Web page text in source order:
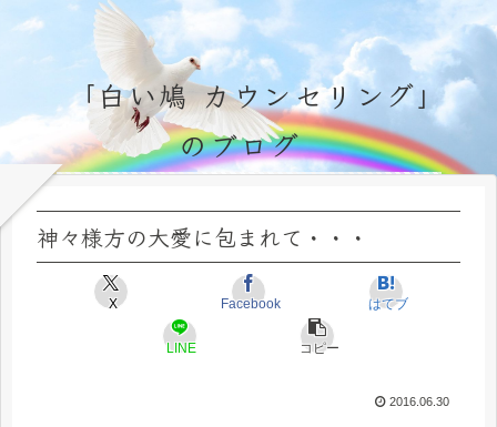
「白い鳩 カウンセリング」
のブログ
神々様方の大愛に包まれて・・・
X Facebook はてブ
LINE コピー
2016.06.30